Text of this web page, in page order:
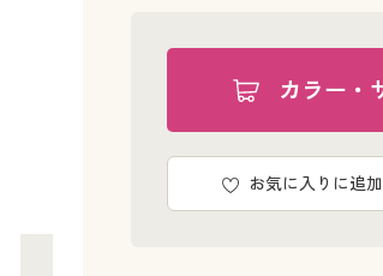
カラー・
お気に入りに追加